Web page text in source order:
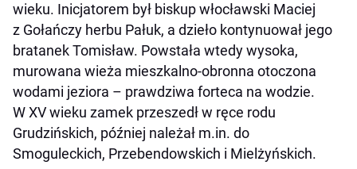
wieku. Inicjatorem był biskup włocławski Maciej
z Gołańczy herbu Pałuk, a dzieło kontynuował jego
bratanek Tomisław. Powstała wtedy wysoka,
murowana wieża mieszkalno-obronna otoczona
wodami jeziora – prawdziwa forteca na wodzie.
W XV wieku zamek przeszedł w ręce rodu
Grudzińskich, później należał m.in. do
Smoguleckich, Przebendowskich i Mielżyńskich.